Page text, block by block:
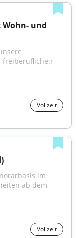
und
Vollzeit
im
ab dem
Vollzeit